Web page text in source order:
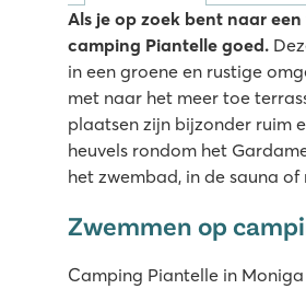
Als je op zoek bent naar
camping Piantelle goed.
in een groene en rustige
met naar het meer toe
plaatsen zijn bijzonder ruim
heuvels rondom het
het zwembad, in de sauna
Zwemmen op
Camping Piantelle in